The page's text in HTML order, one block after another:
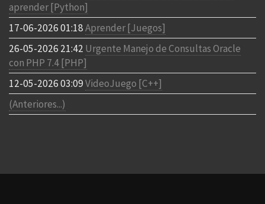
aprender [Python]
17-06-2026 01:18Aprender [Juegos]
26-05-2026 21:42 Urgente Manejo de Consultas Oracle
con PHP 7.4 [PHP]
12-05-2026 03:09VideoJuego [C++]
(Anteriores...)